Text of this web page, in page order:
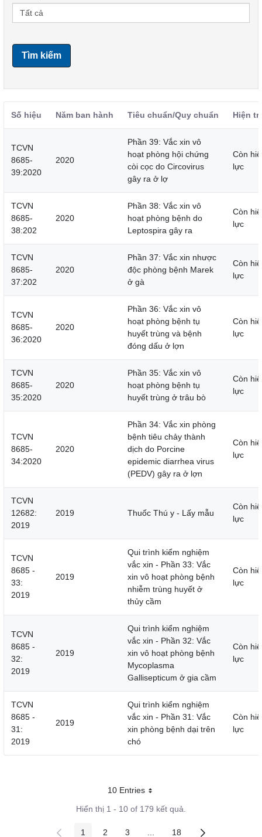
Tìm kiếm
Số hiệu Năm ban hành Tiêu chuẩn/Quy chuẩn Hiện
TCVN
8685-
39:2020
2020
Phần 39: Vắc xin vô
hoạt phòng hội chứng
còi cọc do Circovirus
gây ra ở lợ
Còn
lực
TCVN
8685-
38:202
2020
Phần 38: Vắc xin vô
hoạt phòng bệnh do
Leptospira gây ra
Còn
lực
TCVN
8685-
37:202
2020
Phần 37: Vắc xin nhược
độc phòng bệnh Marek
ở gà
Còn
lực
TCVN
8685-
36:2020
2020
Phần 36: Vắc xin vô
hoạt phòng bệnh tụ
huyết trùng và bệnh
đóng dấu ở lợn
Còn
lực
TCVN
8685-
35:2020
2020
Phần 35: Vắc xin vô
hoạt phòng bệnh tụ
huyết trùng ở trâu bò
Còn
lực
TCVN
8685-
34:2020
2020
Phần 34: Vắc xin phòng
bệnh tiêu chảy thành
dịch do Porcine
epidemic diarrhea virus
(PEDV) gây ra ở lợn
Còn
lực
TCVN
12682:
2019
2019 Thuốc Thú y - Lấy mẫu
Còn
lực
TCVN
8685 -
33:
2019
2019
Qui trình kiểm nghiệm
vắc xin - Phần 33: Vắc
xin vô hoạt phòng bệnh
nhiễm trùng huyết ở
thủy cầm
Còn
lực
TCVN
8685 -
32:
2019
2019
Qui trình kiểm nghiệm
vắc xin - Phần 32: Vắc
xin vô hoạt phòng bệnh
Mycoplasma
Gallisepticum ở gia cầm
Còn
lực
TCVN
8685 -
31:
2019
2019
Qui trình kiểm nghiệm
vắc xin - Phần 31: Vắc
xin phòng bệnh dại trên
chó
Còn
lực
10 EntriesMỗi trang
Hiển thị 1 - 10 of 179 kết quả.
1 2 3 18